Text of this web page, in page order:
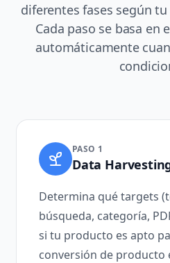
diferentes fases según
Cada paso se basa en
automáticamente
PASO 1
Data
Determina qué targets
búsqueda, categoría,
si tu producto es apto
conversión de producto